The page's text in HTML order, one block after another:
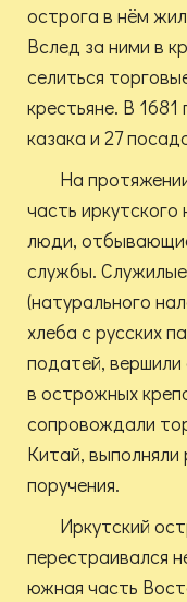
острога в нём
Вслед за ними в
селиться
крестьяне. В
казака и 27
На
часть
люди,
службы.
(натурального
хлеба с русских
податей,
в острожных
сопровождали
Китай,
поручения.
Иркутский
перестраивался
южная часть